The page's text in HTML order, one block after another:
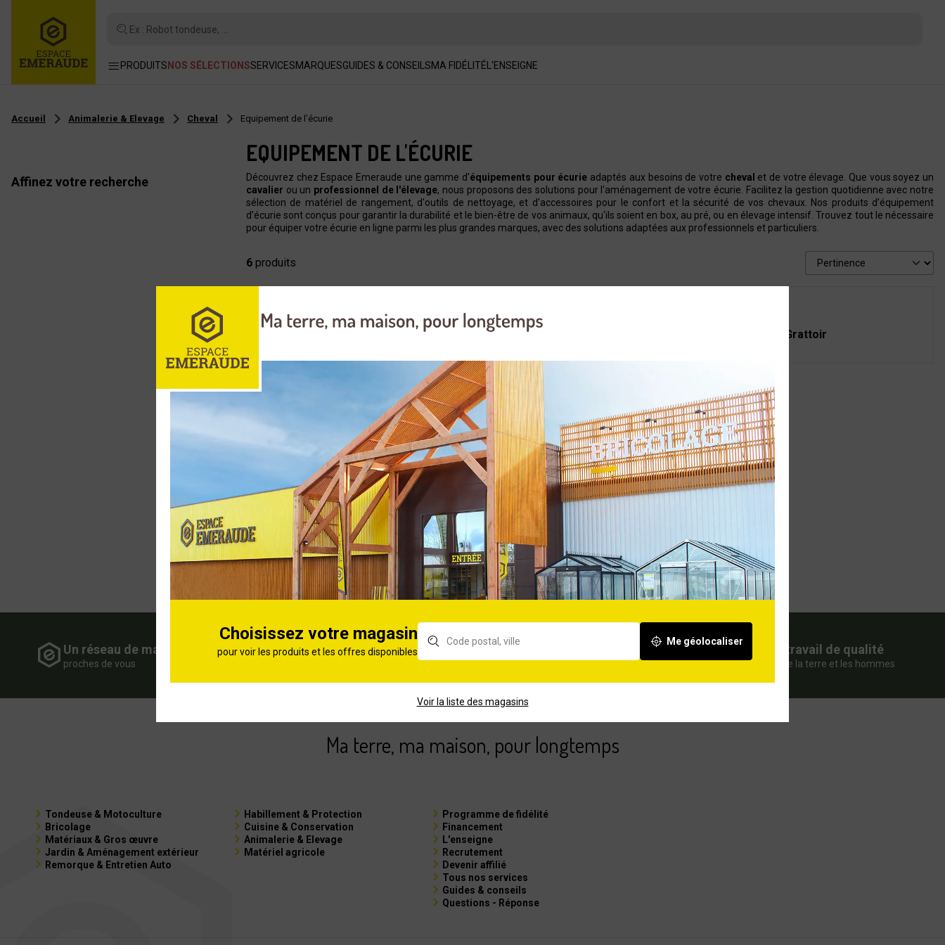
Ex : Robot tondeuse, ...
PRODUITS NOS SÉLECTIONSSERVICESMARQUESGUIDES & CONSEILSMA FIDÉLITÉL'ENSEIGNE
Accueil Animalerie & Elevage Cheval Equipement de l'écurie
Affinez votre recherche
EQUIPEMENT DE L'ÉCURIE
Découvrez chez Espace Emeraude une gamme d'équipements pour écurie adaptés aux besoins de votre cheval et de votre élevage. Que vous soyez un
cavalier ou un professionnel de l'élevage, nous proposons des solutions pour l'aménagement de votre écurie. Facilitez la gestion quotidienne avec notre
sélection de matériel de rangement, d'outils de nettoyage, et d'accessoires pour le confort et la sécurité de vos chevaux. Nos produits d’équipement
d’écurie sont conçus pour garantir la durabilité et le bien-être de vos animaux, qu'ils soient en box, au pré, ou en élevage intensif. Trouvez tout le nécessaire
pour équiper votre écurie en ligne parmi les plus grandes marques, avec des solutions adaptées aux professionnels et particuliers.
6 produits
Pelle et râteau à crottins Grattoir
Mangeoire pneu 15L Mesure à grains 2L
Un réseau de magasins
proches de vous
Experts depuis 1980
de votre maison et vos espaces verts
Un service après-vente
à l’écoute et responsable
Pour un travail de qualité
qui préserve la terre et les hommes
Ma terre, ma maison, pour longtemps
Tondeuse & Motoculture
Bricolage
Matériaux & Gros œuvre
Jardin & Aménagement extérieur
Remorque & Entretien Auto
Habillement & Protection
Cuisine & Conservation
Animalerie & Elevage
Matériel agricole
Programme de fidélité
Financement
L'enseigne
Recrutement
Devenir affilié
Tous nos services
Guides & conseils
Questions - Réponse
Choisissez votre magasin
pour voir les produits et les offres disponibles
Me géolocaliser
Voir la liste des magasins